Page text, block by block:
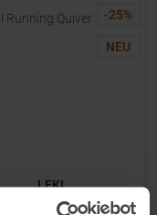
-25%
NEU
LEKI
Trail Running Quiver